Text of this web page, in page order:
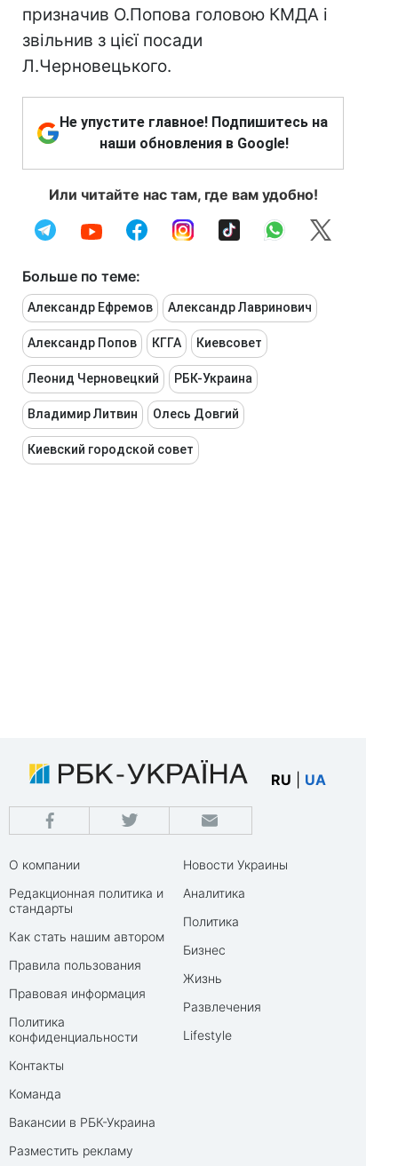
призначив О.Попова головою КМДА і
звільнив з цієї посади
Л.Черновецького.
Не упустите главное! Подпишитесь на
наши обновления в Google!
Или читайте нас там, где вам удобно!
Больше по теме:
Александр Ефремов Александр Лавринович
Александр Попов КГГА Киевсовет
Леонид Черновецкий РБК-Украина
Владимир Литвин Олесь Довгий
Киевский городской совет
RU UA
О компании
Редакционная политика и
стандарты
Как стать нашим автором
Правила пользования
Правовая информация
Политика
конфиденциальности
Контакты
Команда
Вакансии в РБК-Украина
Разместить рекламу
Новости Украины
Аналитика
Политика
Бизнес
Жизнь
Развлечения
Lifestyle